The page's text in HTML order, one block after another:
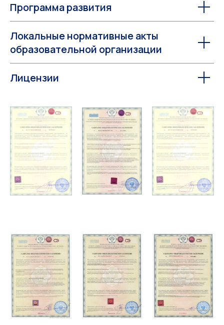
Программа развития
Локальные нормативные акты
образовательной организации
Лицензии